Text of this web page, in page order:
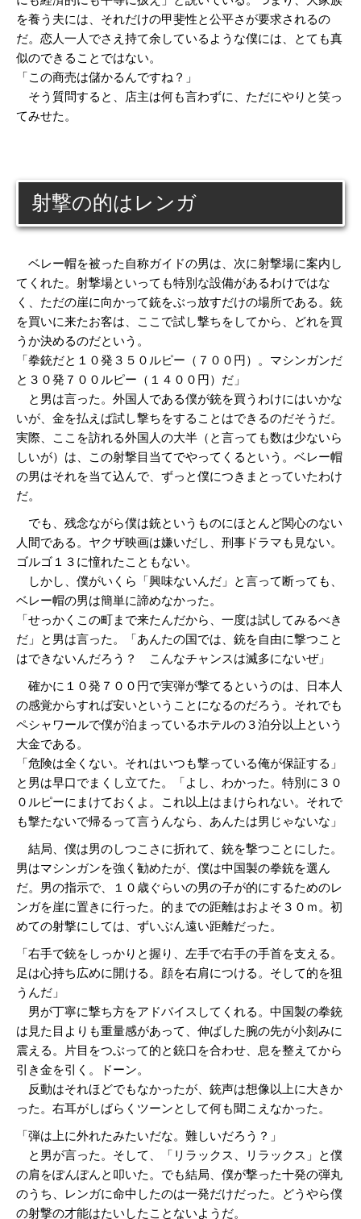
を養う夫には、それだけの甲斐性と公平さが要求されるの
だ。恋人一人でさえ持て余しているような僕には、とても真
似のできることではない。
「この商売は儲かるんですね？」
そう質問すると、店主は何も言わずに、ただにやりと笑っ
てみせた。
射撃の的はレンガ
ベレー帽を被った自称ガイドの男は、次に射撃場に案内し
てくれた。射撃場といっても特別な設備があるわけではな
く、ただの崖に向かって銃をぶっ放すだけの場所である。銃
を買いに来たお客は、ここで試し撃ちをしてから、どれを買
うか決めるのだという。
「拳銃だと１０発３５０ルピー（７００円）。マシンガンだ
と３０発７００ルピー（１４００円）だ」
と男は言った。外国人である僕が銃を買うわけにはいかな
いが、金を払えば試し撃ちをすることはできるのだそうだ。
実際、ここを訪れる外国人の大半（と言っても数は少ないら
しいが）は、この射撃目当てでやってくるという。ベレー帽
の男はそれを当て込んで、ずっと僕につきまとっていたわけ
だ。
でも、残念ながら僕は銃というものにほとんど関心のない
人間である。ヤクザ映画は嫌いだし、刑事ドラマも見ない。
ゴルゴ１３に憧れたこともない。
しかし、僕がいくら「興味ないんだ」と言って断っても、
ベレー帽の男は簡単に諦めなかった。
「せっかくこの町まで来たんだから、一度は試してみるべき
だ」と男は言った。「あんたの国では、銃を自由に撃つこと
はできないんだろう？ こんなチャンスは滅多にないぜ」
確かに１０発７００円で実弾が撃てるというのは、日本人
の感覚からすれば安いということになるのだろう。それでも
ペシャワールで僕が泊まっているホテルの３泊分以上という
大金である。
「危険は全くない。それはいつも撃っている俺が保証する」
と男は早口でまくし立てた。「よし、わかった。特別に３０
０ルピーにまけておくよ。これ以上はまけられない。それで
も撃たないで帰るって言うんなら、あんたは男じゃないな」
結局、僕は男のしつこさに折れて、銃を撃つことにした。
男はマシンガンを強く勧めたが、僕は中国製の拳銃を選ん
だ。男の指示で、１０歳ぐらいの男の子が的にするためのレ
ンガを崖に置きに行った。的までの距離はおよそ３０ｍ。初
めての射撃にしては、ずいぶん遠い距離だった。
「右手で銃をしっかりと握り、左手で右手の手首を支える。
足は心持ち広めに開ける。顔を右肩につける。そして的を狙
うんだ」
男が丁寧に撃ち方をアドバイスしてくれる。中国製の拳銃
は見た目よりも重量感があって、伸ばした腕の先が小刻みに
震える。片目をつぶって的と銃口を合わせ、息を整えてから
引き金を引く。ドーン。
反動はそれほどでもなかったが、銃声は想像以上に大きか
った。右耳がしばらくツーンとして何も聞こえなかった。
「弾は上に外れたみたいだな。難しいだろう？」
と男が言った。そして、「リラックス、リラックス」と僕
の肩をぽんぽんと叩いた。でも結局、僕が撃った十発の弾丸
のうち、レンガに命中したのは一発だけだった。どうやら僕
の射撃の才能はたいしたことないようだ。